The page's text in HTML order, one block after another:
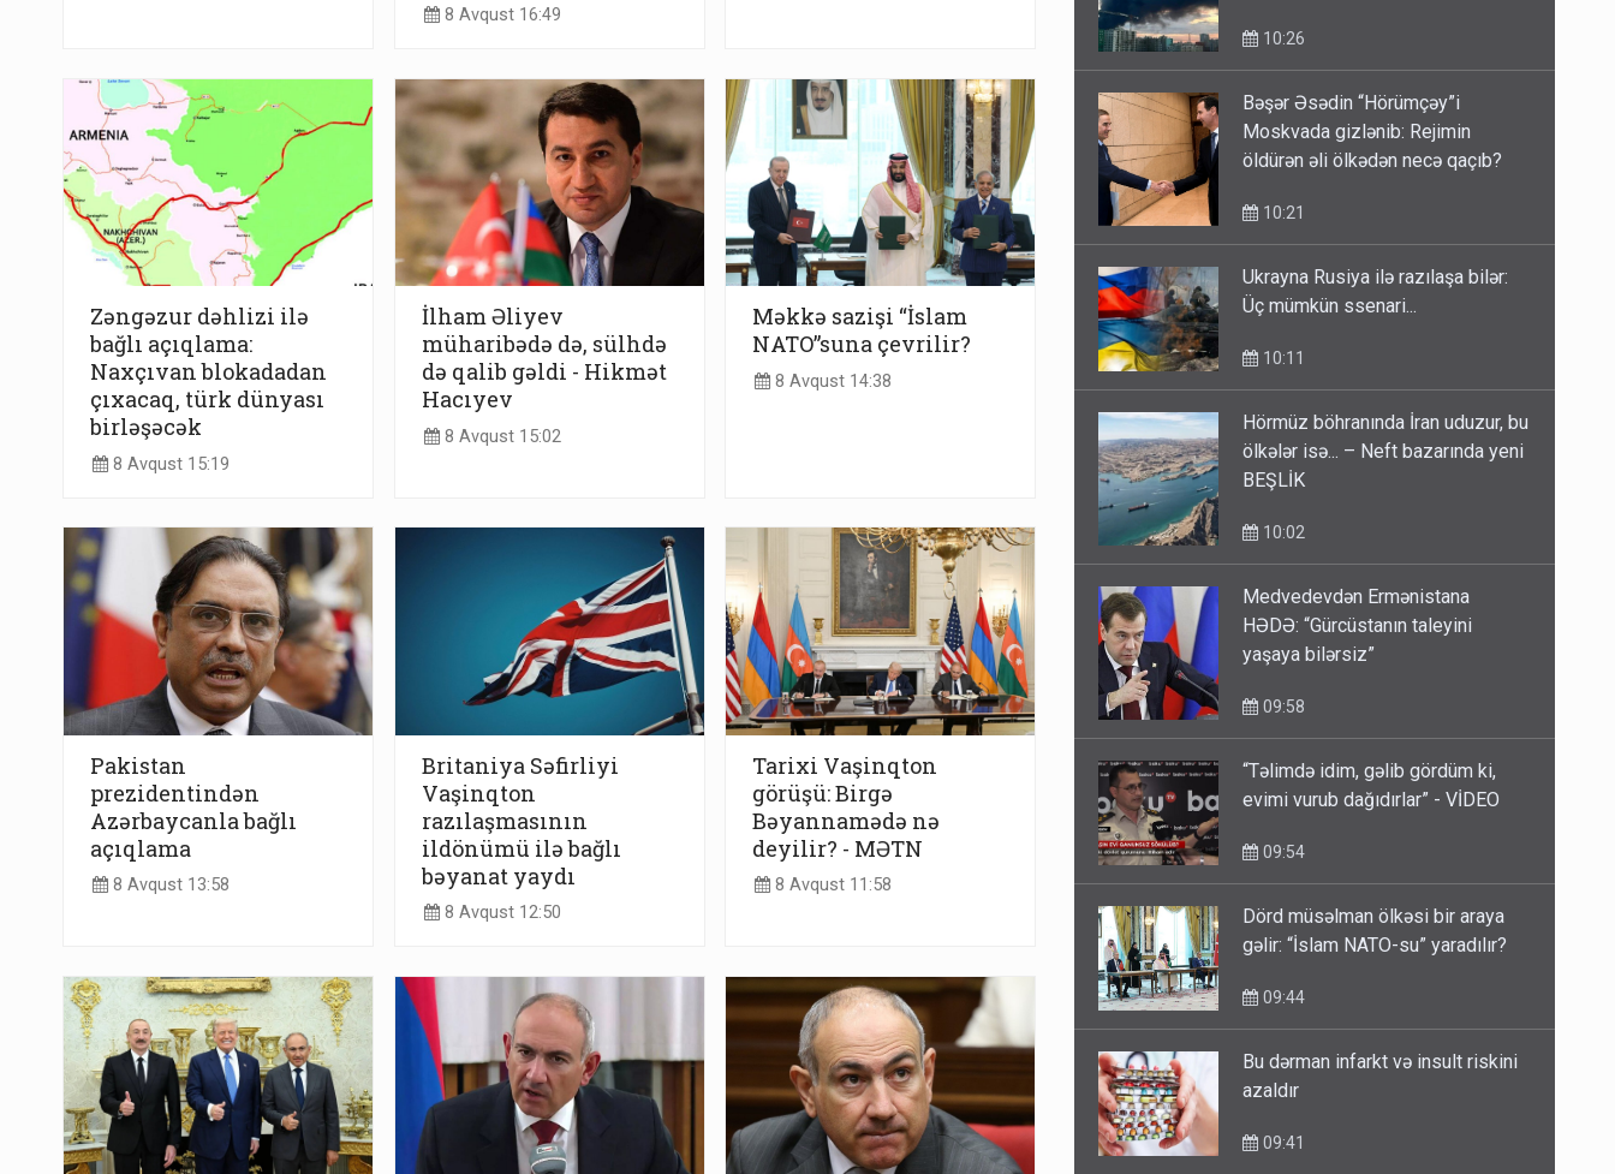
8 Avqust 16:49
Zəngəzur dəhlizi ilə
bağlı açıqlama:
Naxçıvan blokadadan
çıxacaq, türk dünyası
birləşəcək
8 Avqust 15:19
İlham Əliyev
müharibədə də, sülhdə
də qalib gəldi - Hikmət
Hacıyev
8 Avqust 15:02
Məkkə sazişi “İslam
NATO”suna çevrilir?
8 Avqust 14:38
Pakistan
prezidentindən
Azərbaycanla bağlı
açıqlama
8 Avqust 13:58
Britaniya Səfirliyi
Vaşinqton
razılaşmasının
ildönümü ilə bağlı
bəyanat yaydı
8 Avqust 12:50
Tarixi Vaşinqton
görüşü: Birgə
Bəyannamədə nə
deyilir? - MƏTN
8 Avqust 11:58
10:26
Bəşər Əsədin “Hörümçəy”i
Moskvada gizlənib: Rejimin
öldürən əli ölkədən necə qaçıb?
10:21
Ukrayna Rusiya ilə razılaşa bilər:
Üç mümkün ssenari...
10:11
Hörmüz böhranında İran uduzur, bu
ölkələr isə... – Neft bazarında yeni
BEŞLİK
10:02
Medvedevdən Ermənistana
HƏDƏ: “Gürcüstanın taleyini
yaşaya bilərsiz”
09:58
“Təlimdə idim, gəlib gördüm ki,
evimi vurub dağıdırlar” - VİDEO
09:54
Dörd müsəlman ölkəsi bir araya
gəlir: “İslam NATO-su” yaradılır?
09:44
Bu dərman infarkt və insult riskini
azaldır
09:41